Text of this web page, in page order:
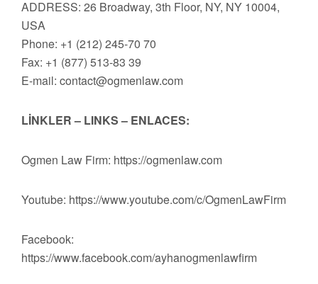
ADDRESS: 26 Broadway, 3th Floor, NY, NY 10004,
USA
Phone: +1 (212) 245-70 70
Fax: +1 (877) 513-83 39
E-mail: contact@ogmenlaw.com
LİNKLER – LINKS – ENLACES:
Ogmen Law Firm: https://ogmenlaw.com
Youtube: https://www.youtube.com/c/OgmenLawFirm
Facebook:
https://www.facebook.com/ayhanogmenlawfirm